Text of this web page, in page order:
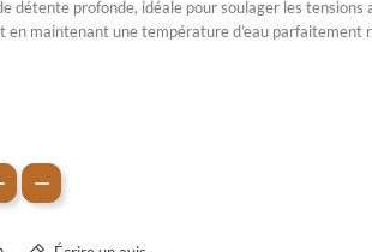
détente profonde, idéale pour soulager les tensions
en maintenant une température d’eau parfaitement